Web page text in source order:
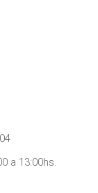
a 13:00hs.